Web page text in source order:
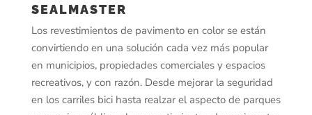
SEALMASTER
Los revestimientos de pavimento en color se están
convirtiendo en una solución cada vez más popular
en municipios, propiedades comerciales y espacios
recreativos, y con razón. Desde mejorar la seguridad
en los carriles bici hasta realzar el aspecto de parques